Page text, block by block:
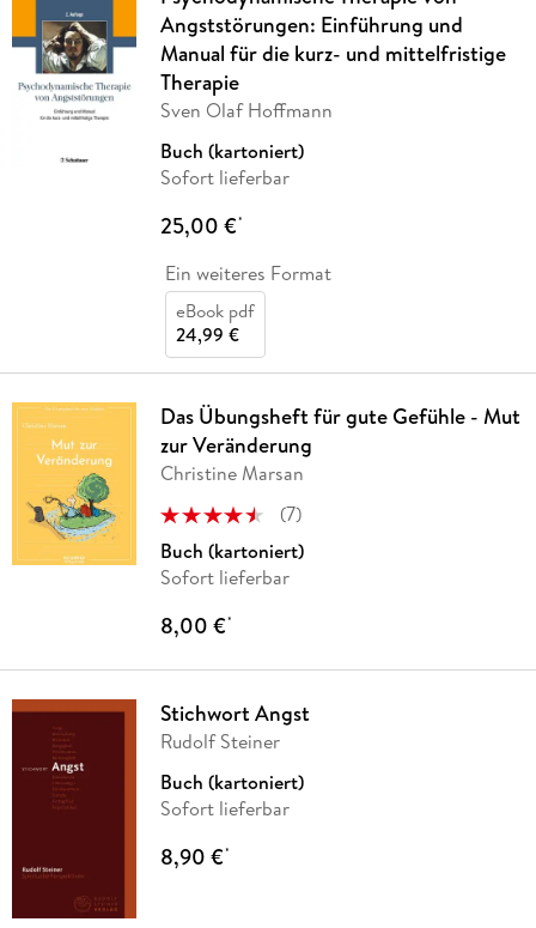
Angststörungen: Einführung und
Manual für die kurz- und mittelfristige
Therapie
Sven Olaf Hoffmann
Buch (kartoniert)
Sofort lieferbar
25,00 €*
Ein weiteres Format
eBook pdf
24,99 €
Das Übungsheft für gute Gefühle - Mut
zur Veränderung
Christine Marsan
(7)
Buch (kartoniert)
Sofort lieferbar
8,00 €*
Stichwort Angst
Rudolf Steiner
Buch (kartoniert)
Sofort lieferbar
8,90 €*